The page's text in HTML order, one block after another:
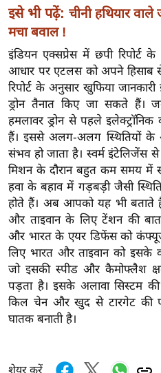
म
नो
रं
ज
न
ज
ग
त
बॉ
ली
वु
ड
हॉ
ली
वु
ड
फि
ल्म
मी
इसे भी पढ़ें: चीनी हथियार
मचा बवाल !
इंडियन एक्सप्रेस में छपी
आधार पर एटलस को अपने हिसाब
रिपोर्ट के अनुसार खुफिया
ड्रोन तैनात किए जा सकते हैं।
हमलावर ड्रोन से पहले
हैं। इससे अलग-अलग स्थितियों के
संभव हो जाता है। स्वर्म इंटेलिजेंस
मिशन के दौरान बहुत कम समय में
हवा के बहाव में गड़बड़ी जैसी
होते हैं। अब आपको यह भी बताते
और ताइवान के लिए टेंशन की
और भारत के एयर डिफेंस को
लिए भारत और ताइवान को इसके
जो इसकी स्पीड और कैमोफ्लैश
पड़ता है। इसके अलावा सिस्टम
किल चेन और खुद से टारगेट की
घातक बनाती है।
शेयर करें